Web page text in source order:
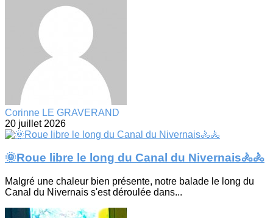
Corinne LE GRAVERAND
20 juillet 2026
🌞Roue libre le long du Canal du Nivernais🚴🚴
Malgré une chaleur bien présente, notre balade le long du
Canal du Nivernais s'est déroulée dans...